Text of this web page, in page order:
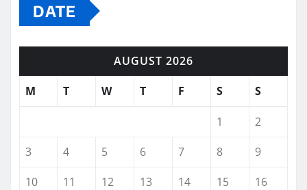
DATE
AUGUST 2026
M
T W T F S S
1
2
3
4 5 6 7 8
9
10
11 12 13 14 15
16